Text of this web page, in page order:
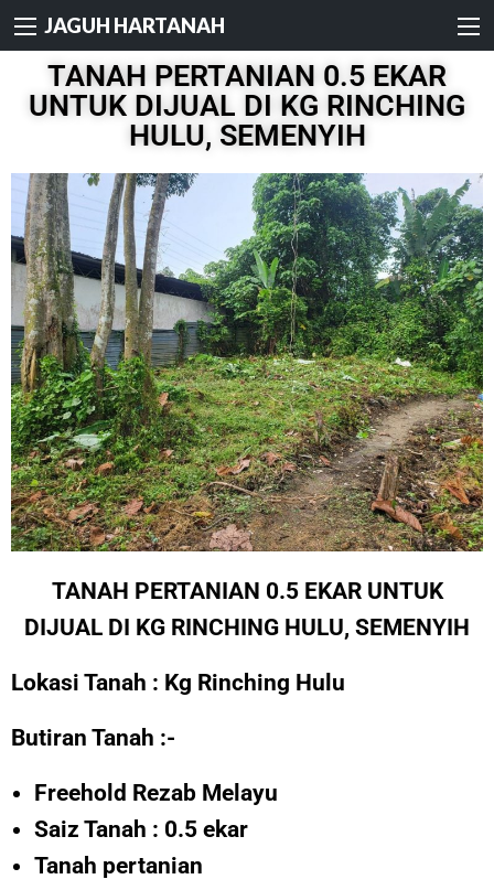
JAGUH HARTANAH
TANAH PERTANIAN 0.5 EKAR
UNTUK DIJUAL DI KG RINCHING
HULU, SEMENYIH
TANAH PERTANIAN 0.5 EKAR UNTUK
DIJUAL DI KG RINCHING HULU, SEMENYIH
Lokasi Tanah : Kg Rinching Hulu
Butiran Tanah :-
Freehold Rezab Melayu
Saiz Tanah : 0.5 ekar
Tanah pertanian